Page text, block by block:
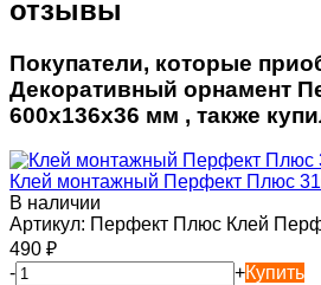
отзывы
Покупатели, которые
Декоративный орнамент
600х136х36 мм , также
Клей монтажный Перфект Плюс
В наличии
Артикул: Перфект Плюс Клей
490 ₽
-
+Купить